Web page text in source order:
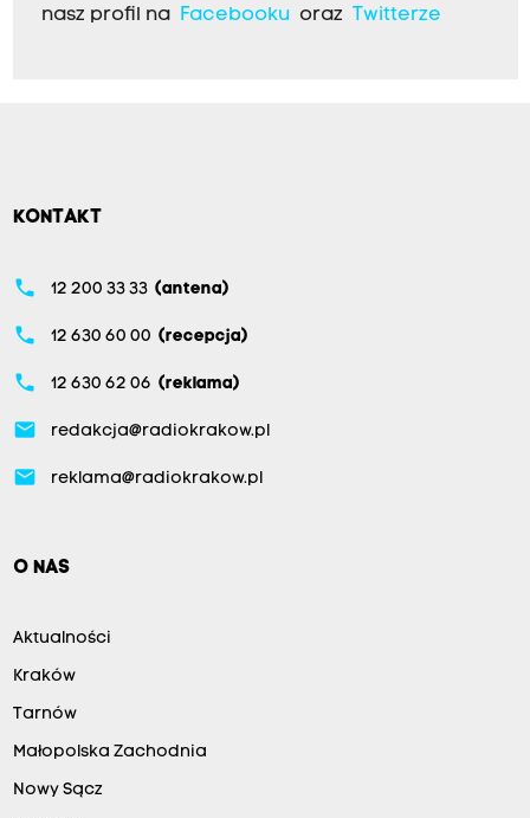
nasz profil na
Facebookuoraz Twitterze
KONTAKT
phone 12 200 33 33 (antena)
phone 12 630 60 00 (recepcja)
phone 12 630 62 06 (reklama)
email redakcja@radiokrakow.pl
email reklama@radiokrakow.pl
O NAS
Aktualności
Kraków
Tarnów
Małopolska Zachodnia
Nowy Sącz